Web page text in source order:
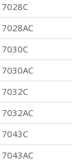
7028C
7028AC
7030C
7030AC
7032C
7032AC
7043C
7043AC